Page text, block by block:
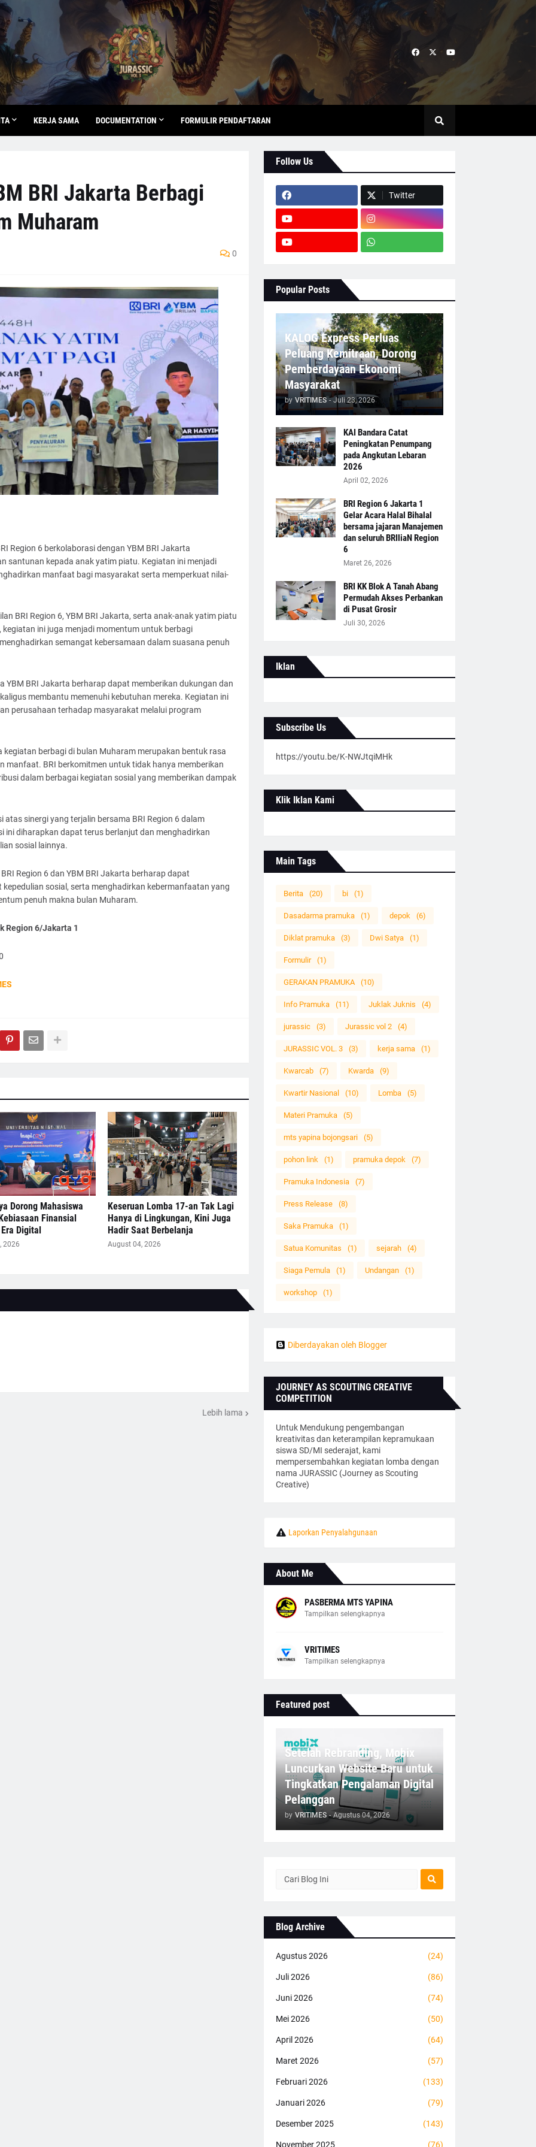
KERJA SAMA DOCUMENTATION FORMULIR PENDAFTARAN
BRI Jakarta Berbagi
Muharam
0
Region 6 berkolaborasi dengan YBM BRI Jakarta
santunan kepada anak yatim piatu. Kegiatan ini menjadi
manfaat bagi masyarakat serta memperkuat nilai-
BRI Region 6, YBM BRI Jakarta, serta anak-anak yatim piatu
ini juga menjadi momentum untuk berbagi
semangat kebersamaan dalam suasana penuh
YBM BRI Jakarta berharap dapat memberikan dukungan dan
membantu memenuhi kebutuhan mereka. Kegiatan ini
perusahaan terhadap masyarakat melalui program
kegiatan berbagi di bulan Muharam merupakan bentuk rasa
manfaat. BRI berkomitmen untuk tidak hanya memberikan
dalam berbagai kegiatan sosial yang memberikan dampak
sinergi yang terjalin bersama BRI Region 6 dalam
ini diharapkan dapat terus berlanjut dan menghadirkan
sosial lainnya.
Region 6 dan YBM BRI Jakarta berharap dapat
sosial, serta menghadirkan kebermanfaatan yang
penuh makna bulan Muharam.
Region 6/Jakarta 1
Dorong Mahasiswa
Finansial
Digital
2026
Keseruan Lomba 17-an Tak Lagi
Hanya di Lingkungan, Kini Juga
Hadir Saat Berbelanja
August 04, 2026
Lebih lama
Follow Us
Twitter
Popular Posts
KALOG Express Perluas
Peluang Kemitraan, Dorong
Pemberdayaan Ekonomi
Masyarakat
by VRITIMES - Juli 23, 2026
KAI Bandara Catat
Peningkatan Penumpang
pada Angkutan Lebaran
2026
April 02, 2026
BRI Region 6 Jakarta 1
Gelar Acara Halal Bihalal
bersama jajaran Manajemen
dan seluruh BRIliaN Region
6
Maret 26, 2026
BRI KK Blok A Tanah Abang
Permudah Akses Perbankan
di Pusat Grosir
Juli 30, 2026
Iklan
Subscribe Us
https://youtu.be/K-NWJtqiMHk
Klik Iklan Kami
Main Tags
Berita (20) bi (1)
Dasadarma pramuka (1) depok (6)
Diklat pramuka (3) Dwi Satya (1)
Formulir (1)
GERAKAN PRAMUKA (10)
Info Pramuka (11) Juklak Juknis (4)
jurassic (3) Jurassic vol 2 (4)
JURASSIC VOL. 3 (3) kerja sama (1)
Kwarcab (7) Kwarda (9)
Kwartir Nasional (10) Lomba (5)
Materi Pramuka (5)
mts yapina bojongsari (5)
pohon link (1) pramuka depok (7)
Pramuka Indonesia (7)
Press Release (8)
Saka Pramuka (1)
Satua Komunitas (1) sejarah (4)
Siaga Pemula (1) Undangan (1)
workshop (1)
Diberdayakan oleh Blogger
JOURNEY AS SCOUTING CREATIVE
COMPETITION
Untuk Mendukung pengembangan
kreativitas dan keterampilan kepramukaan
siswa SD/MI sederajat, kami
mempersembahkan kegiatan lomba dengan
nama JURASSIC (Journey as Scouting
Creative)
Laporkan Penyalahgunaan
About Me
PASBERMA MTS YAPINA
Tampilkan selengkapnya
VRITIMES
Tampilkan selengkapnya
Featured post
Setelah Rebranding, Mobix
Luncurkan Website Baru untuk
Tingkatkan Pengalaman Digital
Pelanggan
by VRITIMES - Agustus 04, 2026
Blog Archive
Agustus 2026 (24)
Juli 2026 (86)
Juni 2026 (74)
Mei 2026 (50)
April 2026 (64)
Maret 2026 (57)
Februari 2026 (133)
Januari 2026 (79)
Desember 2025 (143)
November 2025 (76)